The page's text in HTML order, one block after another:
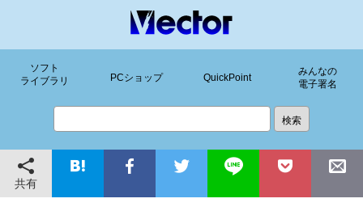
ソフト
ライブラリ
PCショップ QuickPoint
みんなの
電子署名
共有